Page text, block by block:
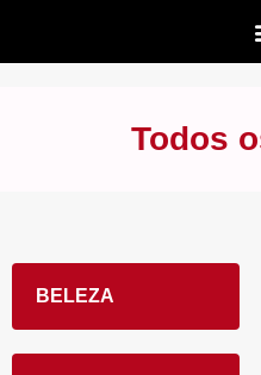
Todos
BELEZA